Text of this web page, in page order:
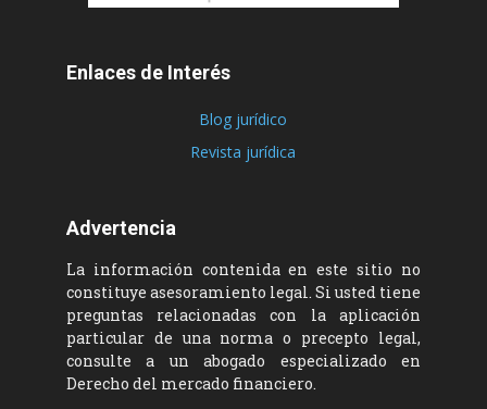
Enlaces de Interés
Blog jurídico
Revista jurídica
Advertencia
La información contenida en este sitio no
constituye asesoramiento legal. Si usted tiene
preguntas relacionadas con la aplicación
particular de una norma o precepto legal,
consulte a un abogado especializado en
Derecho del mercado financiero.